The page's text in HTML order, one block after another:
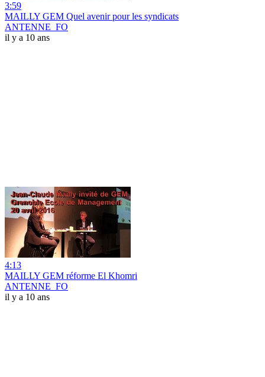
3:59
MAILLY GEM Quel avenir pour les syndicats
ANTENNE_FO
il y a 10 ans
4:13
MAILLY GEM réforme El Khomri
ANTENNE_FO
il y a 10 ans